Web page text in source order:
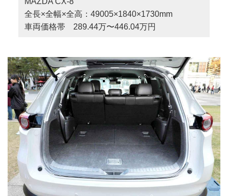
全長×全幅×全高：49005×1840×1730mm
車両価格帯 289.44万〜446.04万円